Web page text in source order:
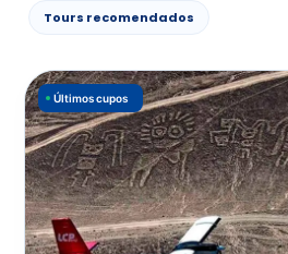
Tours recomendados
Últimos cupos